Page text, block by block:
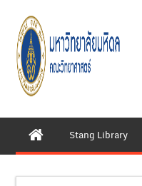
Stang Library